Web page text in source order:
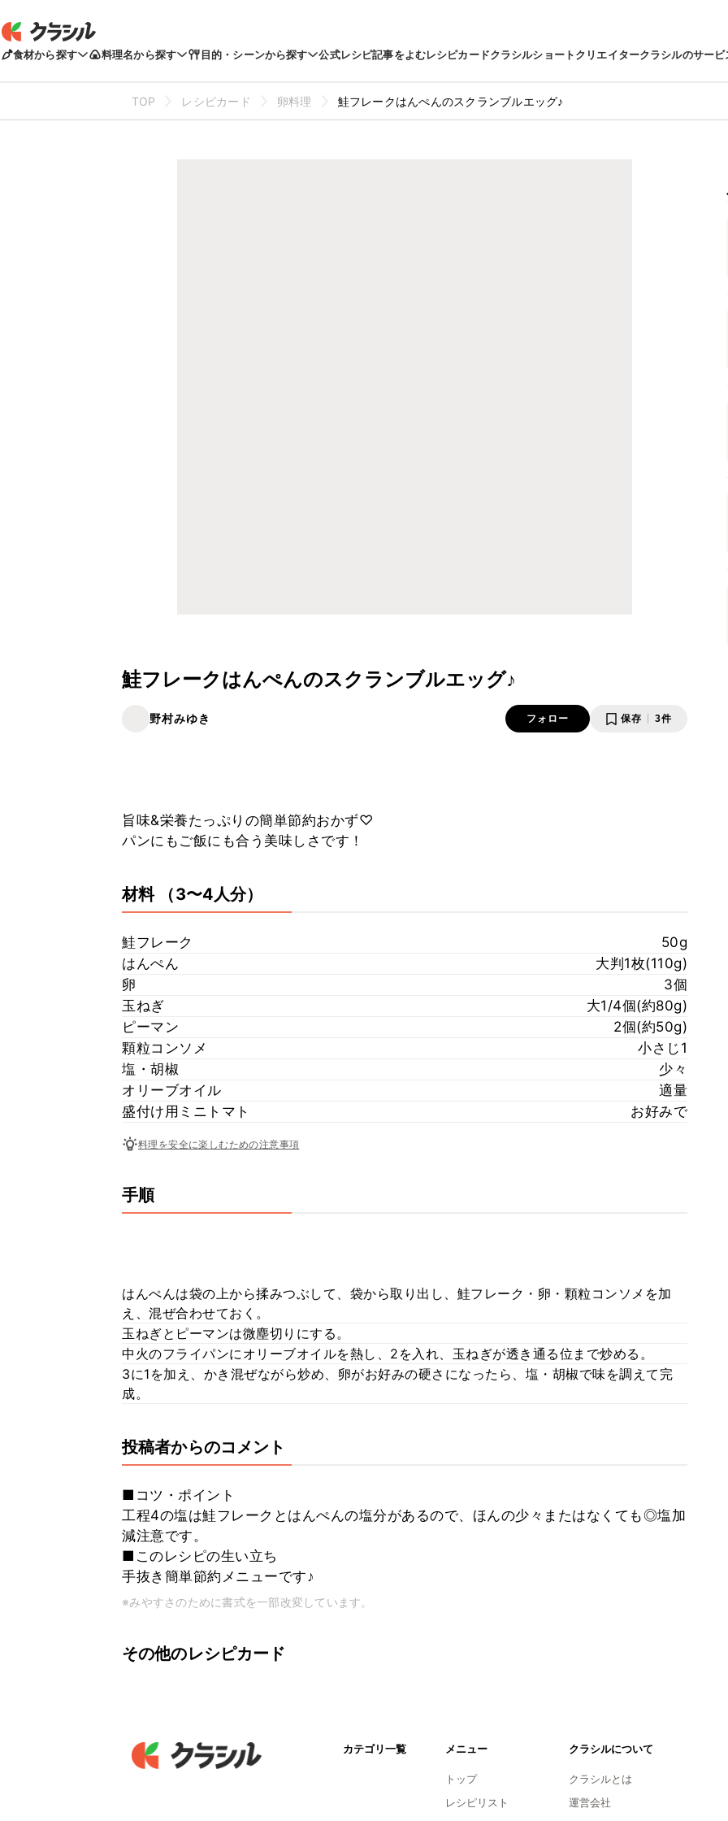
食材から探す 料理名から探す 目的・シーンから探す 公式レシピ記事をよむレシピカードクラシルショートクリエイタークラシルのサービ
TOP レシピカード 卵料理 鮭フレークはんぺんのスクランブルエッグ♪
鮭フレークはんぺんのスクランブルエッグ♪
野村みゆき フォロー 保存 3件
旨味&栄養たっぷりの簡単節約おかず♡
パンにもご飯にも合う美味しさです！
材料 （3〜4人分）
鮭フレーク
50g
はんぺん
大判1枚(110g)
卵
3個
玉ねぎ
大1/4個(約80g)
ピーマン
2個(約50g)
顆粒コンソメ
小さじ1
塩・胡椒
少々
オリーブオイル
適量
盛付け用ミニトマト
お好みで
料理を安全に楽しむための注意事項
手順
はんぺんは袋の上から揉みつぶして、袋から取り出し、鮭フレーク・卵・顆粒コンソメを加
え、混ぜ合わせておく。
玉ねぎとピーマンは微塵切りにする。
中火のフライパンにオリーブオイルを熱し、2を入れ、玉ねぎが透き通る位まで炒める。
3に1を加え、かき混ぜながら炒め、卵がお好みの硬さになったら、塩・胡椒で味を調えて完
成。
投稿者からのコメント
■コツ・ポイント
工程4の塩は鮭フレークとはんぺんの塩分があるので、ほんの少々またはなくても◎塩加
減注意です。
■このレシピの生い立ち
手抜き簡単節約メニューです♪
※みやすさのために書式を一部改変しています。
その他のレシピカード
カテゴリ一覧 メニュー
トップ
レシピリスト
クラシルについて
クラシルとは
運営会社